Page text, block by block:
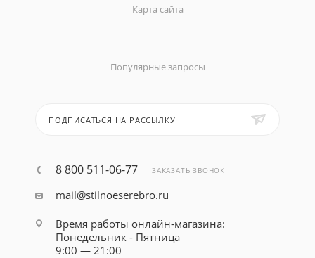
Карта сайта
Популярные запросы
ПОДПИСАТЬСЯ НА РАССЫЛКУ
8 800 511-06-77 ЗАКАЗАТЬ ЗВОНОК
mail@stilnoeserebro.ru
Время работы онлайн-магазина:
Понедельник - Пятница
9:00 — 21:00